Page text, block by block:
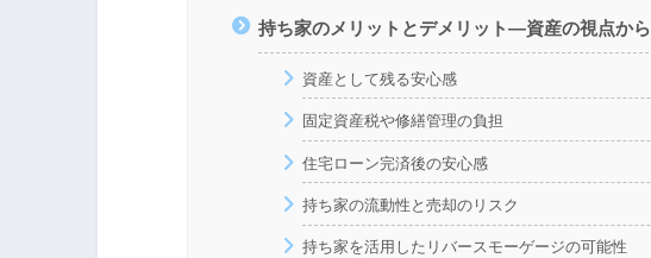
持ち家のメリットとデメリット―資産の視点から
資産として残る安心感
固定資産税や修繕管理の負担
住宅ローン完済後の安心感
持ち家の流動性と売却のリスク
持ち家を活用したリバースモーゲージの可能性